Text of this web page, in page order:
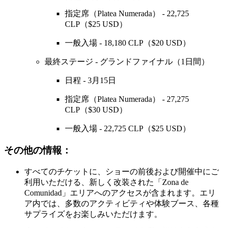
指定席（Platea Numerada） - 22,725
CLP（$25 USD）
一般入場 - 18,180 CLP（$20 USD）
最終ステージ - グランドファイナル（1日間）
日程 - 3月15日
指定席（Platea Numerada） - 27,275
CLP（$30 USD）
一般入場 - 22,725 CLP（$25 USD）
その他の情報：
すべてのチケットに、ショーの前後および開催中にご
利用いただける、新しく改装された「Zona de
Comunidad」エリアへのアクセスが含まれます。エリ
ア内では、多数のアクティビティや体験ブース、各種
サプライズをお楽しみいただけます。